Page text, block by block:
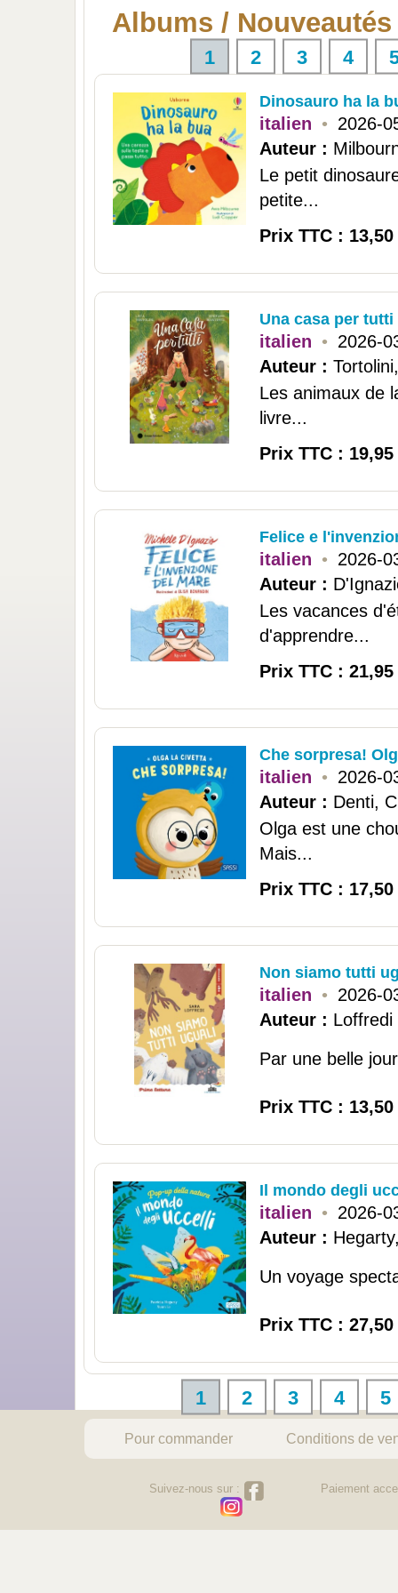
Albums / Nouveautés
1 2 3 4
Dinosauro ha la
italien • 2026-
Auteur :
Le petit
petite...
Prix TTC : 13,50
Una casa per tutti
italien • 2026-
Auteur :
Les animaux de
livre...
Prix TTC : 19,95
Felice e
italien • 2026-
Auteur :
Les vacances
d'apprendre...
Prix TTC : 21,95
Che sorpresa!
italien • 2026-
Auteur : Denti,
Olga est une
Mais...
Prix TTC : 17,50
Non siamo tutti
italien • 2026-
Auteur : Loffredi
Par une belle
Prix TTC : 13,50
Il mondo degli
italien • 2026-
Auteur :
Un voyage
Prix TTC : 27,50
1 2 3 4 5
Pour commander Conditions de
Suivez-nous sur : Paiement